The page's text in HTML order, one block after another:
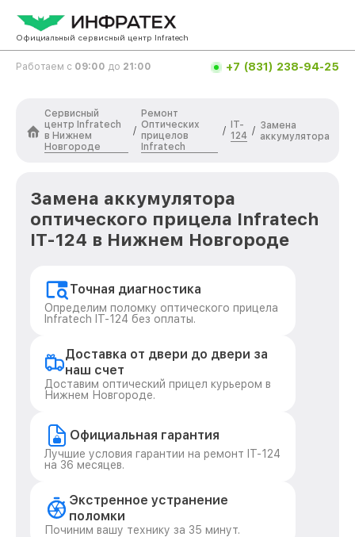
Официальный сервисный центр Infratech
Работаем с 09:00 до 21:00 +7 (831) 238-94-25
Сервисный
центр Infratech
в Нижнем
Новгороде
/
Ремонт
Оптических
прицелов
Infratech
/
IT-
124 / Замена
аккумулятора
Замена аккумулятора
оптического прицела Infratech
IT-124 в Нижнем Новгороде
Точная диагностика
Определим поломку оптического прицела
Infratech IT-124 без оплаты.
Доставка от двери до двери за
наш счет
Доставим оптический прицел курьером в
Нижнем Новгороде.
Официальная гарантия
Лучшие условия гарантии на ремонт IT-124
на 36 месяцев.
Экстренное устранение
поломки
Починим вашу технику за 35 минут.